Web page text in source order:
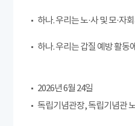
하나. 우리는 노·사 및 모·자
하나. 우리는 갑질 예방 활동
2026년 6월 24일
독립기념관장, 독립기념관